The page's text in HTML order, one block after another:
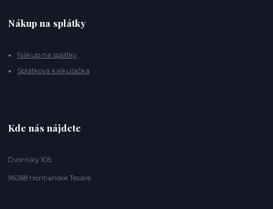
Nákup na splátky
Nákup na splátky
Splátková kalkulačka
Kde nás nájdete
Dvorníky 105
96268 Hontianske Tesáre